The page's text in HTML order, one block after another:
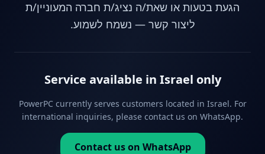
הגעת בטעות או שאת/ה נציג/ת חברה המעוניין/ת
ליצור קשר — נשמח לשמוע.
Service available in Israel only
PowerPC currently serves customers located in Israel. For
international inquiries, please contact us on WhatsApp.
Contact us on WhatsApp